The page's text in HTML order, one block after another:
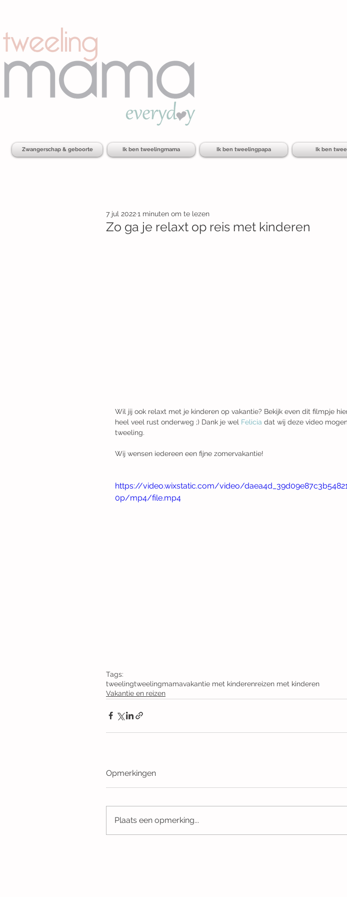
Zwangerschap & geboorte Ik ben tweelingmama Ik ben tweelingpapa Ik ben
Zo ga je relaxt op reis met kinderen
7 jul 20221 minuten om te lezen
Wil jij ook relaxt met je kinderen op vakantie? Bekijk even dit filmpje
heel veel rust onderweg ;) Dank je wel Felicia dat wij deze video
tweeling.
Wij wensen iedereen een fijne zomervakantie!
https://video.wixstatic.com/video/
0p/mp4/file.mp4
Tags:
tweelingtweelingmamavakantie met kinderenreizen met kinderen
Vakantie en reizen
Opmerkingen
Plaats een opmerking...